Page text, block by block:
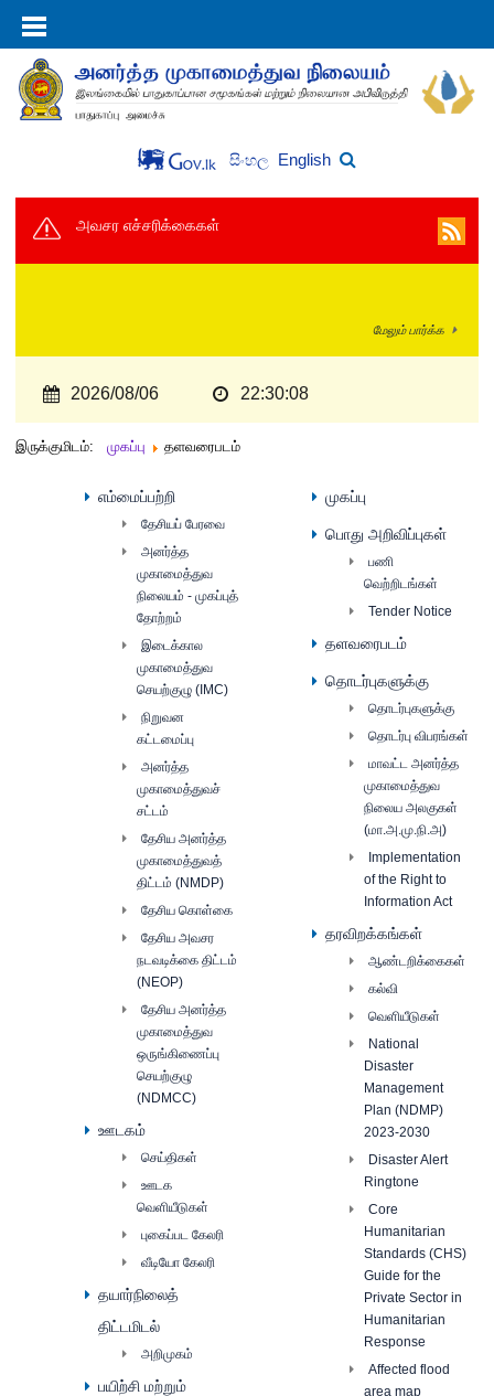
සිංහල English
அவசர எச்சரிக்கைகள்
மேலும் பார்க்க
2026/08/06 22:30:09
இருக்குமிடம்: முகப்பு தளவரைபடம்
எம்மைப்பற்றி
தேசியப் பேரவை
அனர்த்த
முகாமைத்துவ
நிலையம் - முகப்புத்
தோற்றம்
இடைக்கால
முகாமைத்துவ
செயற்குழு (IMC)
நிறுவன
கட்டமைப்பு
அனர்த்த
முகாமைத்துவச்
சட்டம்
தேசிய அனர்த்த
முகாமைத்துவத்
திட்டம் (NMDP)
தேசிய கொள்கை
தேசிய அவசர
நடவடிக்கை திட்டம்
(NEOP)
தேசிய அனர்த்த
முகாமைத்துவ
ஒருங்கிணைப்பு
செயற்குழு
(NDMCC)
ஊடகம்
செய்திகள்
ஊடக
வெளியீடுகள்
புகைப்பட கேலரி
வீடியோ கேலரி
தயார்நிலைத்
திட்டமிடல்
அறிமுகம்
பயிற்சி மற்றும்
முகப்பு
பொது அறிவிப்புகள்
பணி
வெற்றிடங்கள்
Tender Notice
தளவரைபடம்
தொடர்புகளுக்கு
தொடர்புகளுக்கு
தொடர்பு விபரங்கள்
மாவட்ட அனர்த்த
முகாமைத்துவ
நிலைய அலகுகள்
(மா.அ.மு.நி.அ)
Implementation
of the Right to
Information Act
தரவிறக்கங்கள்
ஆண்டறிக்கைகள்
கல்வி
வெளியீடுகள்
National
Disaster
Management
Plan (NDMP)
2023-2030
Disaster Alert
Ringtone
Core
Humanitarian
Standards (CHS)
Guide for the
Private Sector in
Humanitarian
Response
Affected flood
area map